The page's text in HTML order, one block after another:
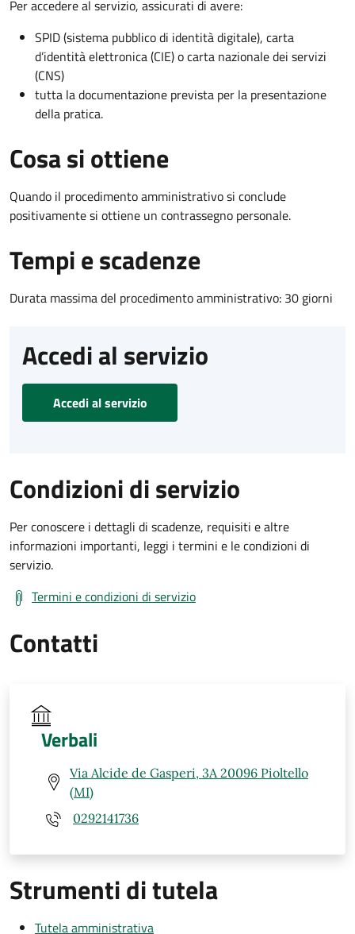
Per accedere al servizio, assicurati di avere:
SPID (sistema pubblico di identità digitale), carta
d’identità elettronica (CIE) o carta nazionale dei servizi
(CNS)
tutta la documentazione prevista per la presentazione
della pratica.
Cosa si ottiene
Quando il procedimento amministrativo si conclude
positivamente si ottiene un contrassegno personale.
Tempi e scadenze
Durata massima del procedimento amministrativo: 30 giorni
Accedi al servizio
Accedi al servizio
Condizioni di servizio
Per conoscere i dettagli di scadenze, requisiti e altre
informazioni importanti, leggi i termini e le condizioni di
servizio.
Termini e condizioni di servizio
Contatti
Verbali
Via Alcide de Gasperi, 3A 20096 Pioltello
(MI)
0292141736
Strumenti di tutela
Tutela amministrativa